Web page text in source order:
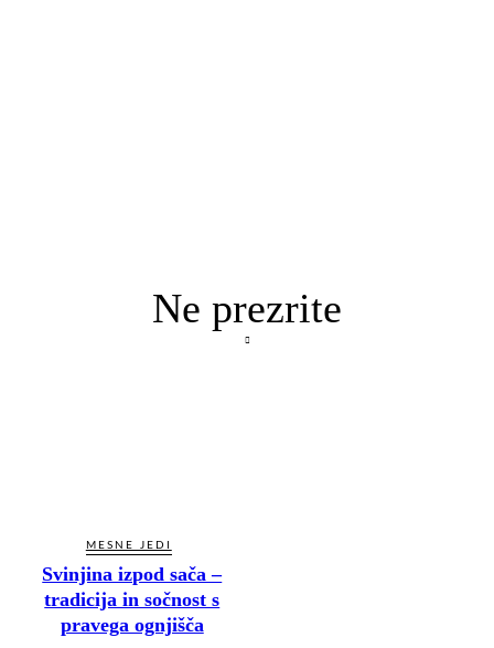
Ne prezrite
MESNE JEDI
Svinjina izpod sača –
tradicija in sočnost s
pravega ognjišča